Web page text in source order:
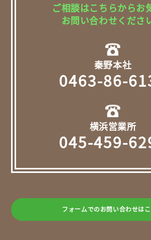
ご相談はこちらからお
お問い合わせくださ
秦野本社
0463-86-
横浜営業所
045-459-
フォームでのお問い合わせは